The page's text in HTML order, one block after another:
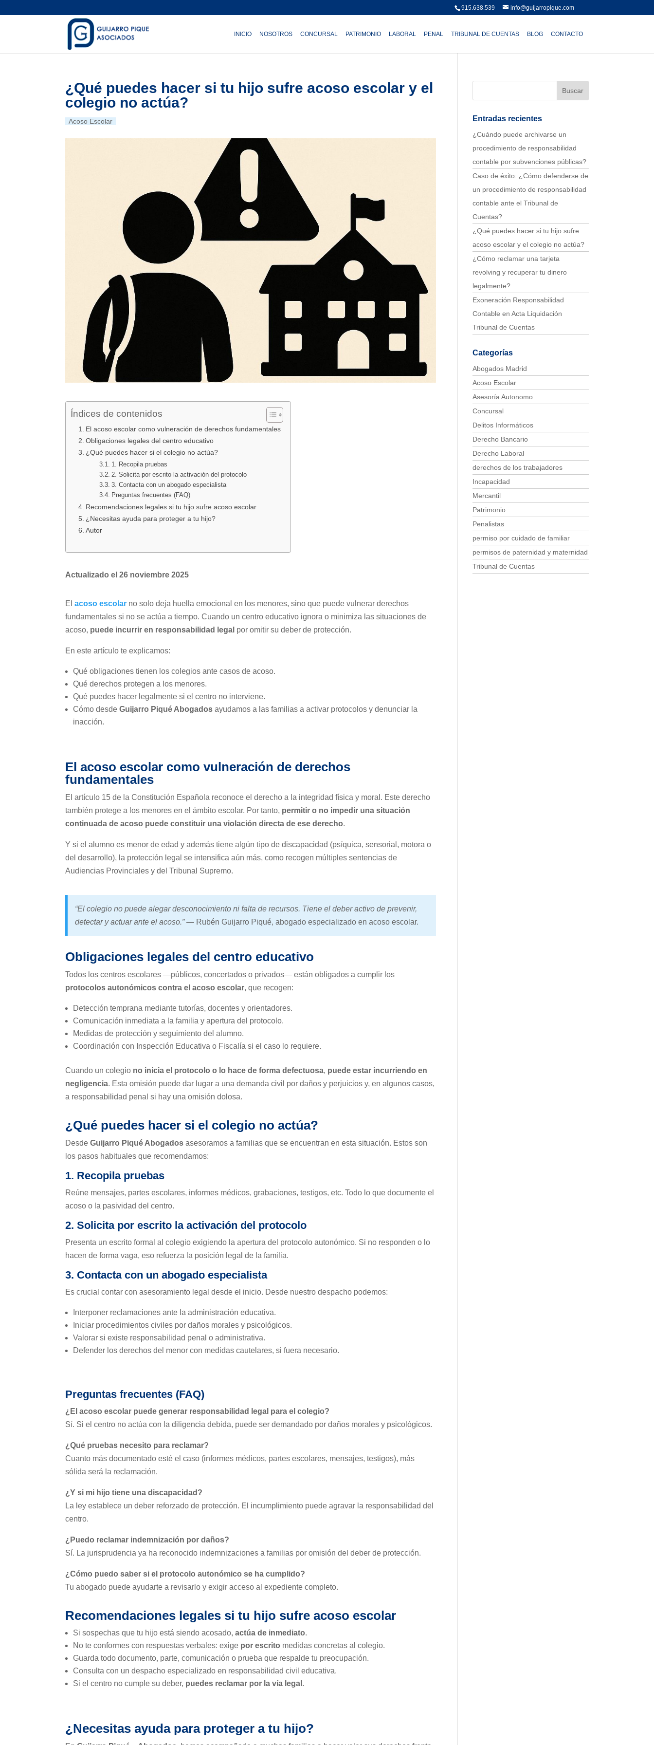
915.638.539 info@guijarropique.com
INICIO NOSOTROS CONCURSAL PATRIMONIO LABORAL PENAL TRIBUNAL DE CUENTAS BLOG CONTACTO
¿Qué puedes hacer si tu hijo sufre acoso escolar y el
colegio no actúa?
Acoso Escolar
Índices de contenidos
El acoso escolar como vulneración de derechos fundamentales
Obligaciones legales del centro educativo
¿Qué puedes hacer si el colegio no actúa?
1. Recopila pruebas
2. Solicita por escrito la activación del protocolo
3. Contacta con un abogado especialista
Preguntas frecuentes (FAQ)
Recomendaciones legales si tu hijo sufre acoso escolar
¿Necesitas ayuda para proteger a tu hijo?
Autor
Actualizado el 26 noviembre 2025
Elacoso escolar no solo deja huella emocional en los menores, sino que puede vulnerar derechos
fundamentales si no se actúa a tiempo. Cuando un centro educativo ignora o minimiza las situaciones de
acoso, puede incurrir en responsabilidad legal por omitir su deber de protección.
En este artículo te explicamos:
Qué obligaciones tienen los colegios ante casos de acoso.
Qué derechos protegen a los menores.
Qué puedes hacer legalmente si el centro no interviene.
Cómo desdeGuijarro Piqué Abogados ayudamos a las familias a activar protocolos y denunciar la
inacción.
El acoso escolar como vulneración de derechos
fundamentales
El artículo 15 de la Constitución Española reconoce el derecho a la integridad física y moral. Este derecho
también protege a los menores en el ámbito escolar. Por tanto, permitir o no impedir una situación
continuada de acoso puede constituir una violación directa de ese derecho.
Y si el alumno es menor de edad y además tiene algún tipo de discapacidad (psíquica, sensorial, motora o
del desarrollo), la protección legal se intensifica aún más, como recogen múltiples sentencias de
Audiencias Provinciales y del Tribunal Supremo.
“El colegio no puede alegar desconocimiento ni falta de recursos. Tiene el deber activo de prevenir,
detectar y actuar ante el acoso.”— Rubén Guijarro Piqué, abogado especializado en acoso escolar.
Obligaciones legales del centro educativo
Todos los centros escolares —públicos, concertados o privados— están obligados a cumplir los
protocolos autonómicos contra el acoso escolar, que recogen:
Detección temprana mediante tutorías, docentes y orientadores.
Comunicación inmediata a la familia y apertura del protocolo.
Medidas de protección y seguimiento del alumno.
Coordinación con Inspección Educativa o Fiscalía si el caso lo requiere.
Cuando un colegio no inicia el protocolo o lo hace de forma defectuosa, puede estar incurriendo en
negligencia. Esta omisión puede dar lugar a una demanda civil por daños y perjuicios y, en algunos casos,
a responsabilidad penal si hay una omisión dolosa.
¿Qué puedes hacer si el colegio no actúa?
DesdeGuijarro Piqué Abogados asesoramos a familias que se encuentran en esta situación. Estos son
los pasos habituales que recomendamos:
1. Recopila pruebas
Reúne mensajes, partes escolares, informes médicos, grabaciones, testigos, etc. Todo lo que documente el
acoso o la pasividad del centro.
2. Solicita por escrito la activación del protocolo
Presenta un escrito formal al colegio exigiendo la apertura del protocolo autonómico. Si no responden o lo
hacen de forma vaga, eso refuerza la posición legal de la familia.
3. Contacta con un abogado especialista
Es crucial contar con asesoramiento legal desde el inicio. Desde nuestro despacho podemos:
Interponer reclamaciones ante la administración educativa.
Iniciar procedimientos civiles por daños morales y psicológicos.
Valorar si existe responsabilidad penal o administrativa.
Defender los derechos del menor con medidas cautelares, si fuera necesario.
Preguntas frecuentes (FAQ)
¿El acoso escolar puede generar responsabilidad legal para el colegio?
Sí. Si el centro no actúa con la diligencia debida, puede ser demandado por daños morales y psicológicos.
¿Qué pruebas necesito para reclamar?
Cuanto más documentado esté el caso (informes médicos, partes escolares, mensajes, testigos), más
sólida será la reclamación.
¿Y si mi hijo tiene una discapacidad?
La ley establece un deber reforzado de protección. El incumplimiento puede agravar la responsabilidad del
centro.
¿Puedo reclamar indemnización por daños?
Sí. La jurisprudencia ya ha reconocido indemnizaciones a familias por omisión del deber de protección.
¿Cómo puedo saber si el protocolo autonómico se ha cumplido?
Tu abogado puede ayudarte a revisarlo y exigir acceso al expediente completo.
Recomendaciones legales si tu hijo sufre acoso escolar
Si sospechas que tu hijo está siendo acosado,actúa de inmediato.
No te conformes con respuestas verbales: exige por escrito medidas concretas al colegio.
Guarda todo documento, parte, comunicación o prueba que respalde tu preocupación.
Consulta con un despacho especializado en responsabilidad civil educativa.
Si el centro no cumple su deber, puedes reclamar por la vía legal .
¿Necesitas ayuda para proteger a tu hijo?
Entradas recientes
¿Cuándo puede archivarse un
procedimiento de responsabilidad
contable por subvenciones públicas?
Caso de éxito: ¿Cómo defenderse de
un procedimiento de responsabilidad
contable ante el Tribunal de
Cuentas?
¿Qué puedes hacer si tu hijo sufre
acoso escolar y el colegio no actúa?
¿Cómo reclamar una tarjeta
revolving y recuperar tu dinero
legalmente?
Exoneración Responsabilidad
Contable en Acta Liquidación
Tribunal de Cuentas
Categorías
Abogados Madrid
Acoso Escolar
Asesoría Autonomo
Concursal
Delitos Informáticos
Derecho Bancario
Derecho Laboral
derechos de los trabajadores
Incapacidad
Mercantil
Patrimonio
Penalistas
permiso por cuidado de familiar
permisos de paternidad y maternidad
Tribunal de Cuentas